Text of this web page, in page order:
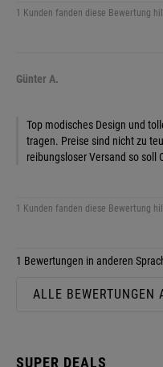
1 Kunden fanden diese Bewertung
Günter A.
Top modisches Design und
tragen. Preise sind nicht zu
reibungsloser Versand so soll
1 Kunden fanden diese Bewertung
1 Bewertungen in anderen
ALLE BEWERTUNGEN
SUPER DEALS